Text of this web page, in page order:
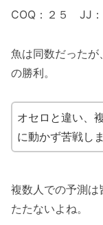
COQ：２５ JJ
魚は同数だった
の勝利。
オセロと違い、
に動かず苦戦し
複数人での予測は
たたないよね。